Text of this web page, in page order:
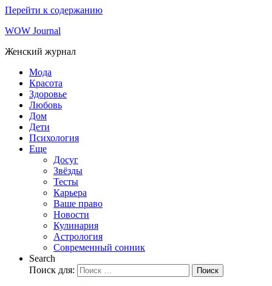
Перейти к содержанию
WOW Journal
Женский журнал
Мода
Красота
Здоровье
Любовь
Дом
Дети
Психология
Еще
Досуг
Звёзды
Тесты
Карьера
Ваше право
Новости
Кулинария
Астрология
Современный сонник
Search
Поиск для:
Поиск